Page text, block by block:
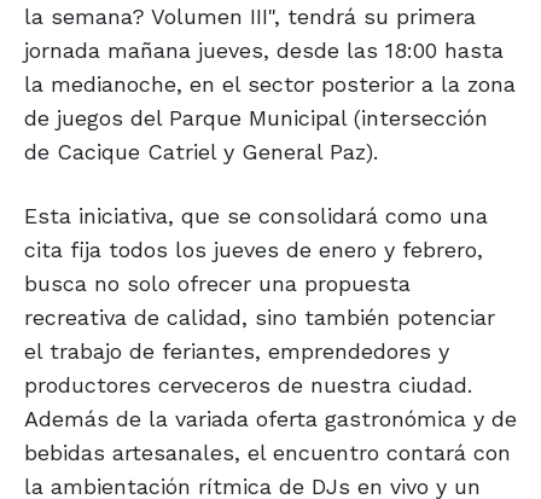
la semana? Volumen III", tendrá su primera
jornada mañana jueves, desde las 18:00 hasta
la medianoche, en el sector posterior a la zona
de juegos del Parque Municipal (intersección
de Cacique Catriel y General Paz).
Esta iniciativa, que se consolidará como una
cita fija todos los jueves de enero y febrero,
busca no solo ofrecer una propuesta
recreativa de calidad, sino también potenciar
el trabajo de feriantes, emprendedores y
productores cerveceros de nuestra ciudad.
Además de la variada oferta gastronómica y de
bebidas artesanales, el encuentro contará con
la ambientación rítmica de DJs en vivo y un